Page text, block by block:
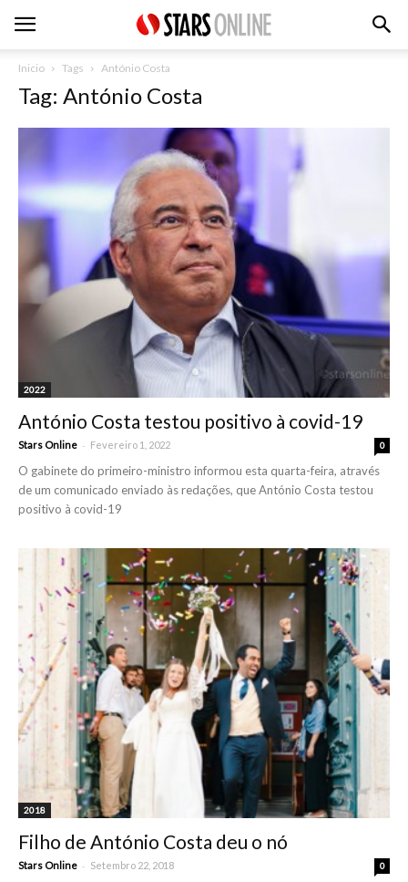
Inicio Tags António Costa
Tag: António Costa
2022
António Costa testou positivo à covid-19
Stars Online - Fevereiro 1, 2022 0
O gabinete do primeiro-ministro informou esta quarta-feira, através
de um comunicado enviado às redações, que António Costa testou
positivo à covid-19
2018
Filho de António Costa deu o nó
Stars Online - Setembro 22, 2018 0